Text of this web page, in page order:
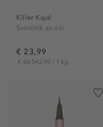
Killer Kajal
Svinčnik za oči
€ 23,99
€ 68.542,90 / 1 kg